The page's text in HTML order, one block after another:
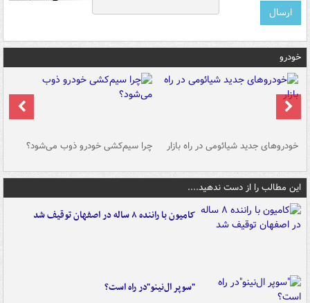
خودرو
خودروهای جدید شیائومی در راه بازار چرا سیم‌کشی خودرو ذوب می‌شود؟
این مطالب را از دست ندهید....
کامیون با راننده ۸ ساله در اصفهان توقیف شد
"سوپر ال‌نینو"در راه است؟